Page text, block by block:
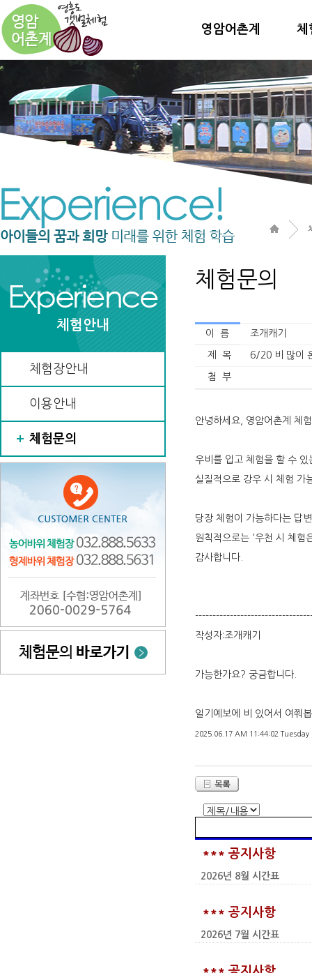
영암어촌계 체
체험안내
체험장안내
이용안내
체험문의
체험문의
이 름 조개캐기
제 목 6/20 비 많이
첨 부
안녕하세요, 영암어촌계 체
우비를 입고 체험을 할 수 있
실질적으로 강우 시 체험 가
당장 체험이 가능하다는 답
원칙적으로는 '우천 시 체험
감사합니다.
작성자:조개캐기
가능한가요? 궁금합니다.
일기예보에 비 있어서 여쭤
2025.06.17 AM 11:44:02 Tuesday
*** 공지사항
2026년 8월 시간표
*** 공지사항
2026년 7월 시간표